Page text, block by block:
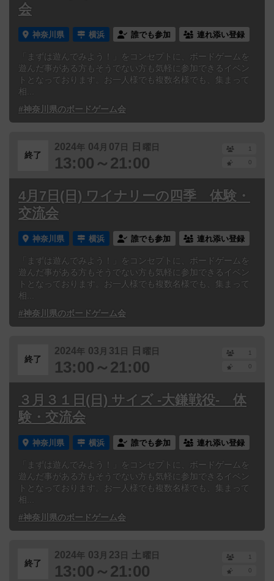
会
神奈川県 横浜 誰でも参加 連れ添い登録
「まずは遊んでみよう！」をコンセプトに、ボードゲームを
遊んだ事がある方もそうでない方も気軽に参加できるイベン
トとなっております。お一人様でも複数名様でも、集まって
相...
#神奈川県のボードゲーム会
終了
2024年 04月 07 日 日 曜日
13:00～21:00
1
0
4月7日(日) ワイナリーの四季 体験・
交流会
神奈川県 横浜 誰でも参加 連れ添い登録
「まずは遊んでみよう！」をコンセプトに、ボードゲームを
遊んだ事がある方もそうでない方も気軽に参加できるイベン
トとなっております。お一人様でも複数名様でも、集まって
相...
#神奈川県のボードゲーム会
終了
2024年 03 月 31 日 日 曜日
13:00～21:00
1
0
３月３１日(日) サイズ -大鎌戦役- 体
験・交流会
神奈川県 横浜 誰でも参加 連れ添い登録
「まずは遊んでみよう！」をコンセプトに、ボードゲームを
遊んだ事がある方もそうでない方も気軽に参加できるイベン
トとなっております。お一人様でも複数名様でも、集まって
相...
#神奈川県のボードゲーム会
終了
2024年 03 月 23 日 土 曜日
13:00～21:00
1
0